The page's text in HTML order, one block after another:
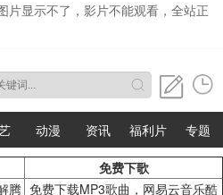
片显示不了，影片不能观看，全站正
动漫 资讯 福利片 专题
免费下歌
腾 免费下载MP3歌曲，网易云音乐酷